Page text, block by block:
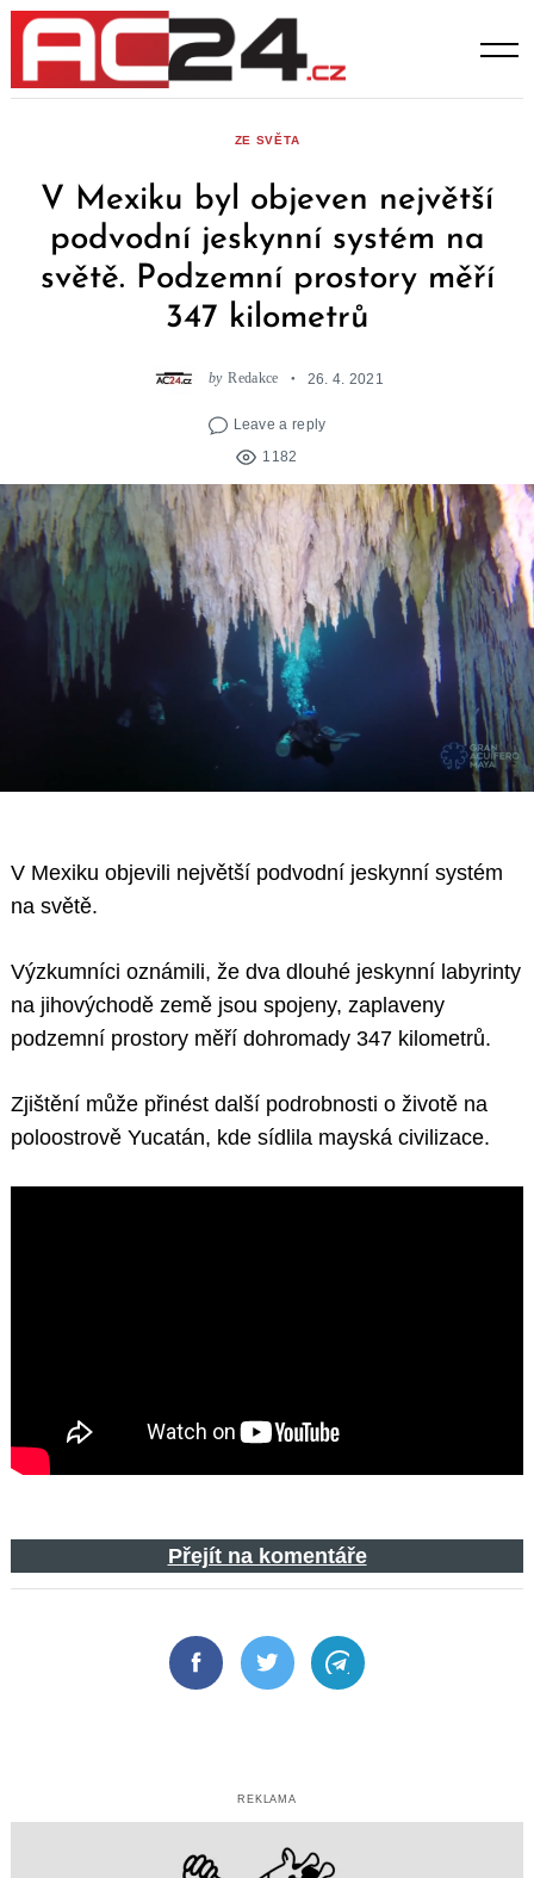
Skip
content
ZE SVĚTA
V Mexiku byl objeven největší
podvodní jeskynní systém na
světě. Podzemní prostory měří
347 kilometrů
by Redakce 26. 4. 2021
Leave a reply
1182
V Mexiku objevili největší podvodní jeskynní systém
na světě.
Výzkumníci oznámili, že dva dlouhé jeskynní labyrinty
na jihovýchodě země jsou spojeny, zaplaveny
podzemní prostory měří dohromady 347 kilometrů.
Zjištění může přinést další podrobnosti o životě na
poloostrově Yucatán, kde sídlila mayská civilizace.
Přejít na komentáře
FacebookTwitter Telegram
REKLAMA